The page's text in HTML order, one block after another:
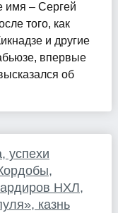
имя – Сергей
того, как
и другие
впервые
об
успехи
НХЛ,
казнь